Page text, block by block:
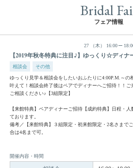
Bridal
フェア情報
27 （木） 16:00
【2019年秋冬特典に注目♪】ゆっくり☆ディ
相談会 その他
ゆっくり見学＆相談会をしたいおふたりに4:00P.M.～の
叶えて！相談会終了後はペアでディナーへご招待！！
ご相談ください♪【3組限定】
【来館特典】ペアディナーご招待【成約特典】日程・人
ております。
備考／【来館特典】３組限定・初来館限定・2名さまで
合は4名まで可。
開催内容・時間